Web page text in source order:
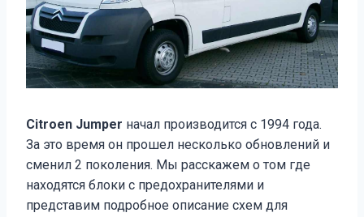
Citroen Jumper начал производится с 1994 года.
За это время он прошел несколько обновлений и
сменил 2 поколения. Мы расскажем о том где
находятся блоки с предохранителями и
представим подробное описание схем для